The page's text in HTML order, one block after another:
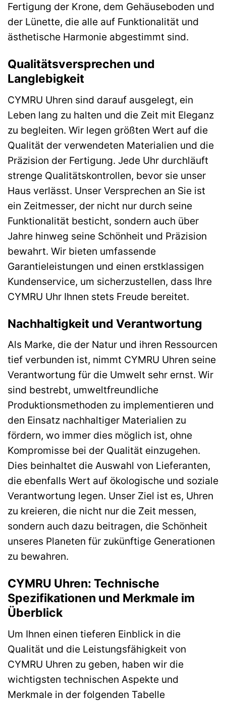
Fertigung der Krone, dem Gehäuseboden und
der Lünette, die alle auf Funktionalität und
ästhetische Harmonie abgestimmt sind.
Qualitätsversprechen und
Langlebigkeit
CYMRU Uhren sind darauf ausgelegt, ein
Leben lang zu halten und die Zeit mit Eleganz
zu begleiten. Wir legen größten Wert auf die
Qualität der verwendeten Materialien und die
Präzision der Fertigung. Jede Uhr durchläuft
strenge Qualitätskontrollen, bevor sie unser
Haus verlässt. Unser Versprechen an Sie ist
ein Zeitmesser, der nicht nur durch seine
Funktionalität besticht, sondern auch über
Jahre hinweg seine Schönheit und Präzision
bewahrt. Wir bieten umfassende
Garantieleistungen und einen erstklassigen
Kundenservice, um sicherzustellen, dass Ihre
CYMRU Uhr Ihnen stets Freude bereitet.
Nachhaltigkeit und Verantwortung
Als Marke, die der Natur und ihren Ressourcen
tief verbunden ist, nimmt CYMRU Uhren seine
Verantwortung für die Umwelt sehr ernst. Wir
sind bestrebt, umweltfreundliche
Produktionsmethoden zu implementieren und
den Einsatz nachhaltiger Materialien zu
fördern, wo immer dies möglich ist, ohne
Kompromisse bei der Qualität einzugehen.
Dies beinhaltet die Auswahl von Lieferanten,
die ebenfalls Wert auf ökologische und soziale
Verantwortung legen. Unser Ziel ist es, Uhren
zu kreieren, die nicht nur die Zeit messen,
sondern auch dazu beitragen, die Schönheit
unseres Planeten für zukünftige Generationen
zu bewahren.
CYMRU Uhren: Technische
Spezifikationen und Merkmale im
Überblick
Um Ihnen einen tieferen Einblick in die
Qualität und die Leistungsfähigkeit von
CYMRU Uhren zu geben, haben wir die
wichtigsten technischen Aspekte und
Merkmale in der folgenden Tabelle